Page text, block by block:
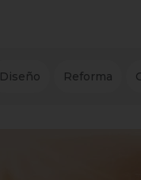
Diseño Reforma